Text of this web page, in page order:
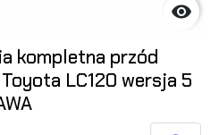

kompletna przód
LC120 wersja 5